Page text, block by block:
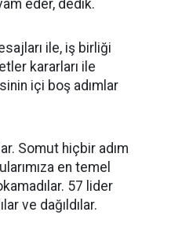
eder, dedik.
ile, iş birliği
kararları ile
içi boş adımlar
Somut hiçbir adım
en temel
57 lider
ve dağıldılar.